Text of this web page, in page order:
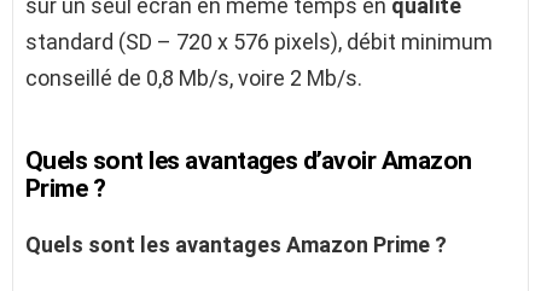
sur un seul écran en même temps en qualité
standard (SD – 720 x 576 pixels), débit minimum
conseillé de 0,8 Mb/s, voire 2 Mb/s.
Quels sont les avantages d’avoir Amazon
Prime ?
Quels sont les avantages Amazon Prime ?